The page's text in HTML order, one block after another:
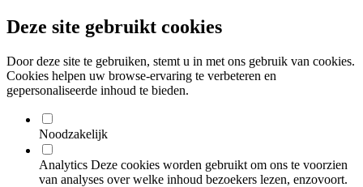
Deze site gebruikt cookies
Door deze site te gebruiken, stemt u in met ons gebruik van cookies.
Cookies helpen uw browse-ervaring te verbeteren en
gepersonaliseerde inhoud te bieden.
Noodzakelijk
Analytics Deze cookies worden gebruikt om ons te voorzien
van analyses over welke inhoud bezoekers lezen, enzovoort.